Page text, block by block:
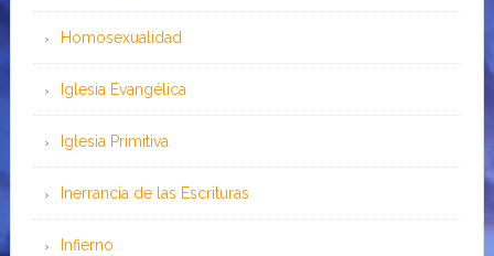
Homosexualidad
Iglesia Evangélica
Iglesia Primitiva
Inerrancia de las Escrituras
Infierno